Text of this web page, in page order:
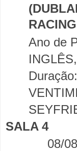
Ano de
SALA 4
08/